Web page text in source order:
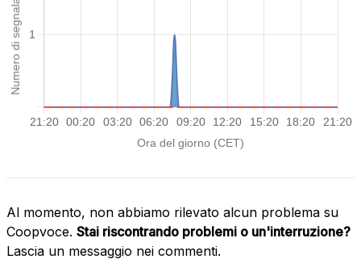
Al momento, non abbiamo rilevato alcun problema su
Coopvoce. Stai riscontrando problemi o un'interruzione?
Lascia un messaggio nei commenti.